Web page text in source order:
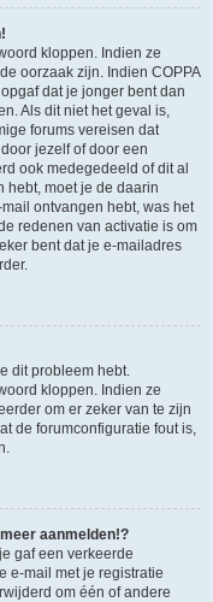
kloppen. Indien ze
oorzaak zijn. Indien COPPA
dat je jonger bent dan
Als dit niet het geval is,
forums vereisen dat
jezelf of door een
ook medegedeeld of dit al
hebt, moet je de daarin
ontvangen hebt, was het
redenen van activatie is om
bent dat je e-mailadres
dit probleem hebt.
kloppen. Indien ze
om er zeker van te zijn
de forumconfiguratie fout is,
aanmelden!?
gaf een verkeerde
e-mail met je registratie
om één of andere